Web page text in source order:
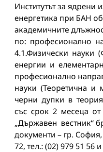
Институтът за ядрени
енергетика при БАН
академичните
по: професионално
4.1.Физически науки
енергии и
професионално
науки (Теоретична и
черни дупки в
със срок 2 месеца
„Държавен вестник“
документи – гр.
72, тел.: (02) 979 51 56